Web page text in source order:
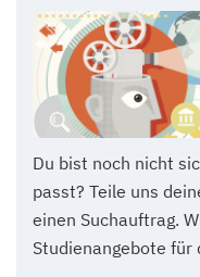
Du bist noch nicht
passt? Teile uns
einen Suchauftrag.
Studienangebote